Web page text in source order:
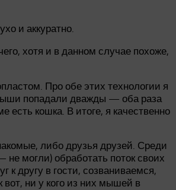
и аккуратно.
хотя и в данном случае похоже,
Про обе этих технологии я
попадали дважды — оба раза
кошка. В итоге, я качественно
либо друзья друзей. Среди
могли) обработать поток своих
другу в гости, созваниваемся,
ни у кого из них мышей в